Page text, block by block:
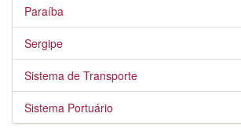
Paraíba
Sergipe
Sistema de Transporte
Sistema Portuário